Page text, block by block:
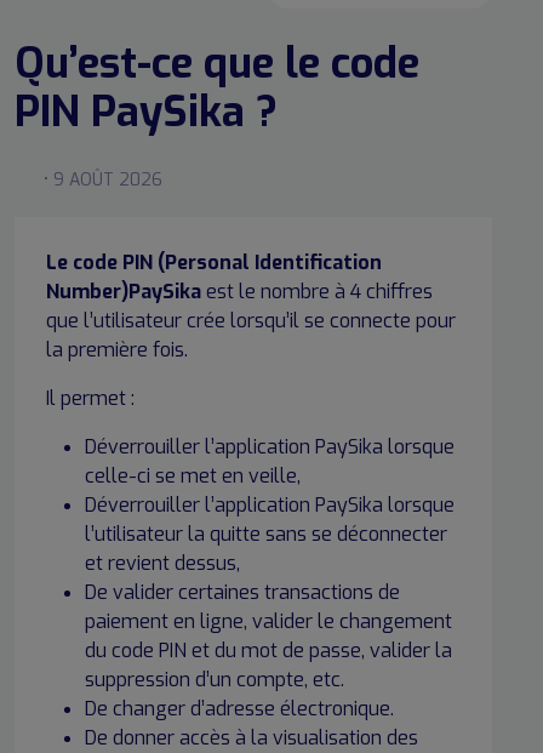
Qu’est-ce que le code
PIN PaySika ?
• 9 AOÛT 2026
Le code PIN (Personal Identification
Number)PaySikaest le nombre à 4 chiffres
que l’utilisateur crée lorsqu’il se connecte pour
la première fois.
Il permet :
Déverrouiller l’application PaySika lorsque
celle-ci se met en veille,
Déverrouiller l’application PaySika lorsque
l’utilisateur la quitte sans se déconnecter
et revient dessus,
De valider certaines transactions de
paiement en ligne, valider le changement
du code PIN et du mot de passe, valider la
suppression d’un compte, etc.
De changer d’adresse électronique.
De donner accès à la visualisation des